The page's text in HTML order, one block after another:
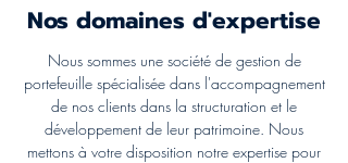
Nos domaines d'expertise
Nous sommes une société de gestion de
portefeuille spécialisée dans l'accompagnement
de nos clients dans la structuration et le
développement de leur patrimoine. Nous
mettons à votre disposition notre expertise pour